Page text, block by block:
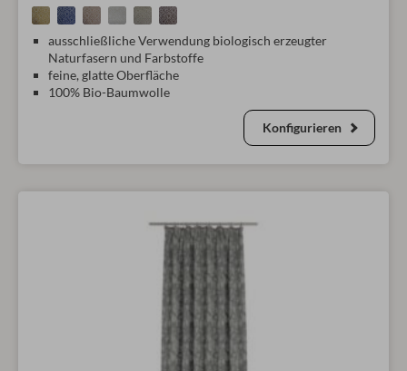
ausschließliche Verwendung biologisch erzeugter
Naturfasern und Farbstoffe
feine, glatte Oberfläche
100% Bio-Baumwolle